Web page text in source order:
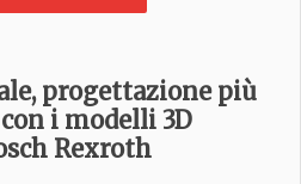
progettazione più
i modelli 3D
Rexroth